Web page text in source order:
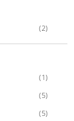
(2)
(1)
(5)
(5)